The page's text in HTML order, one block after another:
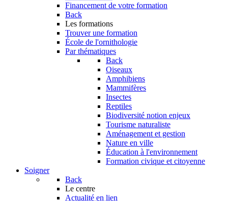
Financement de votre formation
Back
Les formations
Trouver une formation
École de l'ornithologie
Par thématiques
Back
Oiseaux
Amphibiens
Mammifères
Insectes
Reptiles
Biodiversité notion enjeux
Tourisme naturaliste
Aménagement et gestion
Nature en ville
Éducation à l'environnement
Formation civique et citoyenne
Soigner
Back
Le centre
Actualité en lien